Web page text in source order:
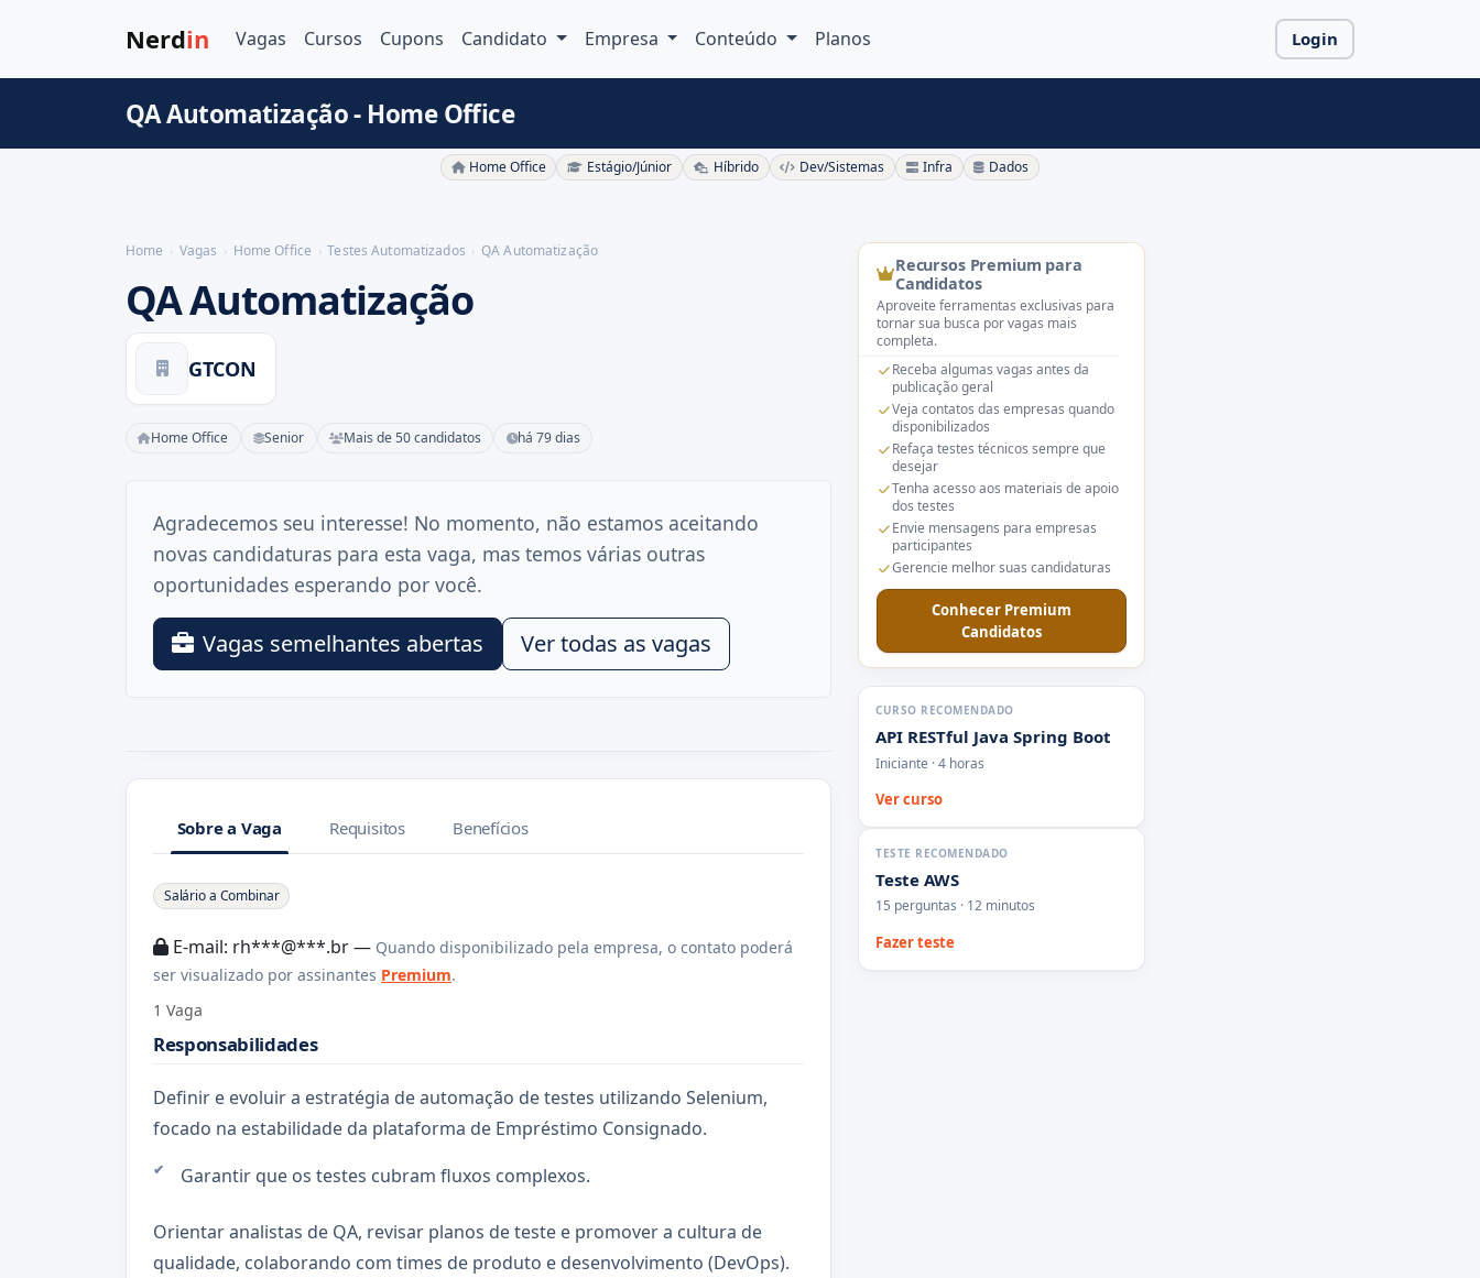
Nerdin Vagas Cursos Cupons Candidato Empresa Conteúdo Planos Login
QA Automatização - Home Office
Home Office Estágio/Júnior Híbrido Dev/Sistemas Infra Dados
Home Vagas Home Office Testes Automatizados QA Automatização
QA Automatização
GTCON
Home Office Senior Mais de 50 candidatos há 79 dias
Agradecemos seu interesse! No momento, não estamos aceitando
novas candidaturas para esta vaga, mas temos várias outras
oportunidades esperando por você.
Vagas semelhantes abertas Ver todas as vagas
Sobre a Vaga Requisitos Benefícios
Sobre a Vaga
Salário a Combinar
E-mail: rh***@***.br — Quando disponibilizado pela empresa, o contato poderá
ser visualizado por assinantes Premium.
1 Vaga
Responsabilidades
Definir e evoluir a estratégia de automação de testes utilizando Selenium,
focado na estabilidade da plataforma de Empréstimo Consignado.
Garantir que os testes cubram fluxos complexos.
Orientar analistas de QA, revisar planos de teste e promover a cultura de
qualidade, colaborando com times de produto e desenvolvimento (DevOps).
Recursos Premium para
Candidatos
Aproveite ferramentas exclusivas para
tornar sua busca por vagas mais
completa.
Receba algumas vagas antes da
publicação geral
Veja contatos das empresas quando
disponibilizados
Refaça testes técnicos sempre que
desejar
Tenha acesso aos materiais de apoio
dos testes
Envie mensagens para empresas
participantes
Gerencie melhor suas candidaturas
Conhecer Premium
Candidatos
CURSO RECOMENDADO
API RESTful Java Spring Boot
Iniciante · 4 horas
Ver curso
TESTE RECOMENDADO
Teste AWS
15 perguntas · 12 minutos
Fazer teste